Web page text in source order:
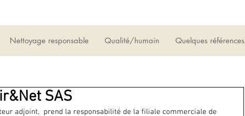
Nettoyage responsable Qualité/humain Quelques références
SAS
adjoint,  prend la responsabilité de la filiale commerciale de